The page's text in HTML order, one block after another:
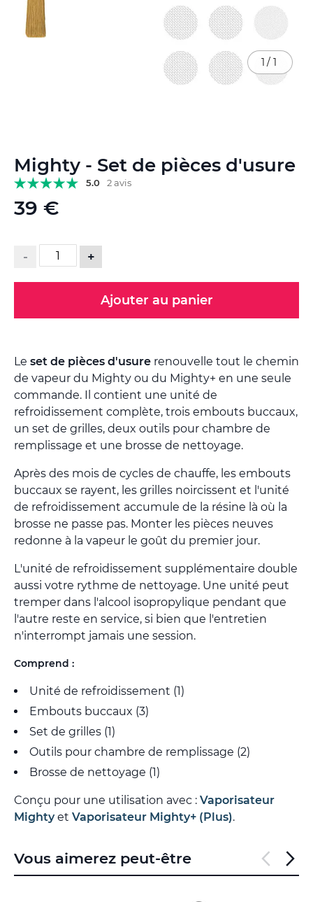
Mighty - Set de pièces d'usure
5.0 2 avis
39 €
- +
Ajouter au panier
Le set de pièces d'usure renouvelle tout le chemin
de vapeur du Mighty ou du Mighty+ en une seule
commande. Il contient une unité de
refroidissement complète, trois embouts buccaux,
un set de grilles, deux outils pour chambre de
remplissage et une brosse de nettoyage.
Après des mois de cycles de chauffe, les embouts
buccaux se rayent, les grilles noircissent et l'unité
de refroidissement accumule de la résine là où la
brosse ne passe pas. Monter les pièces neuves
redonne à la vapeur le goût du premier jour.
L'unité de refroidissement supplémentaire double
aussi votre rythme de nettoyage. Une unité peut
tremper dans l'alcool isopropylique pendant que
l'autre reste en service, si bien que l'entretien
n'interrompt jamais une session.
Comprend :
Unité de refroidissement (1)
Embouts buccaux (3)
Set de grilles (1)
Outils pour chambre de remplissage (2)
Brosse de nettoyage (1)
Conçu pour une utilisation avec : Vaporisateur
Mightyet Vaporisateur Mighty+ (Plus).
1 / 1
to
the
beginning
of
gallery
Vous aimerez peut-être